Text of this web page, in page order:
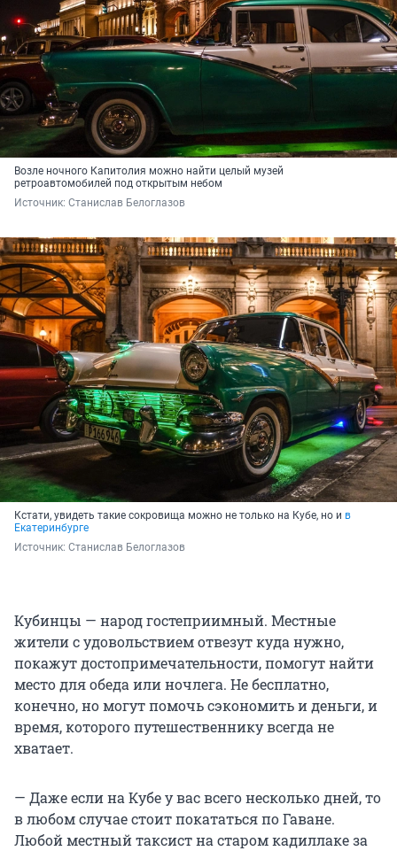
Возле ночного Капитолия можно найти целый музей
ретроавтомобилей под открытым небом
Источник: Станислав Белоглазов
Кстати, увидеть такие сокровища можно не только на Кубе, но и в
Екатеринбурге
Источник: Станислав Белоглазов
Кубинцы — народ гостеприимный. Местные
жители с удовольствием отвезут куда нужно,
покажут достопримечательности, помогут найти
место для обеда или ночлега. Не бесплатно,
конечно, но могут помочь сэкономить и деньги, и
время, которого путешественнику всегда не
хватает.
— Даже если на Кубе у вас всего несколько дней, то
в любом случае стоит покататься по Гаване.
Любой местный таксист на старом кадиллаке за